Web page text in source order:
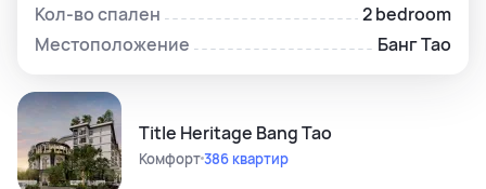
Кол-во спален
2 bedroom
Местоположение
Банг Тао
Title Heritage Bang Tao
Комфорт386 квартир